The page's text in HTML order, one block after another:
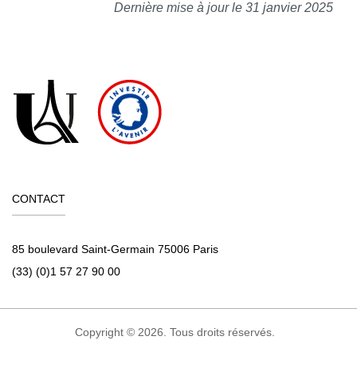
Dernière mise à jour le 31 janvier 2025
CONTACT
85 boulevard Saint-Germain 75006 Paris
(33) (0)1 57 27 90 00
Copyright © 2026. Tous droits réservés.